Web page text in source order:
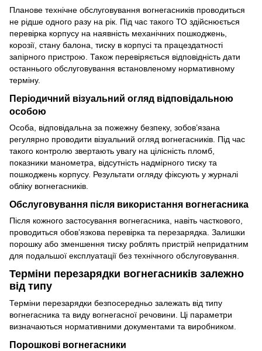
Планове технічне обслуговування вогнегасників проводиться
не рідше одного разу на рік. Під час такого ТО здійснюється
перевірка корпусу на наявність механічних пошкоджень,
корозії, стану балона, тиску в корпусі та працездатності
запірного пристрою. Також перевіряється відповідність дати
останнього обслуговування встановленому нормативному
терміну.
Періодичний візуальний огляд відповідальною
особою
Особа, відповідальна за пожежну безпеку, зобов’язана
регулярно проводити візуальний огляд вогнегасників. Під час
такого контролю звертають увагу на цілісність пломб,
показники манометра, відсутність надмірного тиску та
пошкоджень корпусу. Результати огляду фіксують у журналі
обліку вогнегасників.
Обслуговування після використання вогнегасника
Після кожного застосування вогнегасника, навіть часткового,
проводиться обов’язкова перевірка та перезарядка. Залишки
порошку або зменшення тиску роблять пристрій непридатним
для подальшої експлуатації без технічного обслуговування.
Терміни перезарядки вогнегасників залежно
від типу
Терміни перезарядки безпосередньо залежать від типу
вогнегасника та виду вогнегасної речовини. Ці параметри
визначаються нормативними документами та виробником.
Порошкові вогнегасники